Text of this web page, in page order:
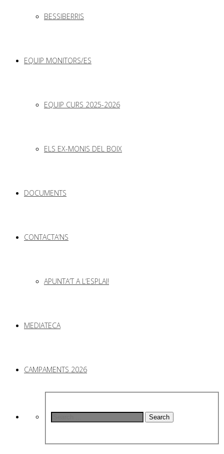
BESSIBERRIS
EQUIP MONITORS/ES
EQUIP CURS 2025-2026
ELS EX-MONIS DEL BOIX
DOCUMENTS
CONTACTA’NS
APUNTA’T A L’ESPLAI!
MEDIATECA
CAMPAMENTS 2026
Search